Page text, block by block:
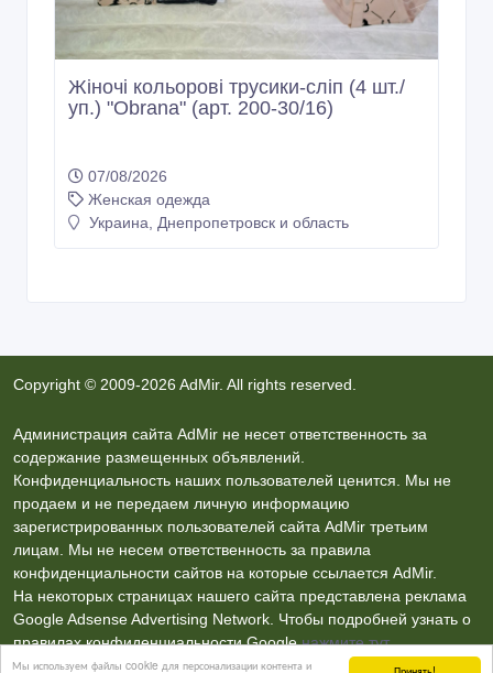
Мы используем файлы cookie для персонализации контента и
Жіночі кольорові трусики-сліп (4 шт./
уп.) "Obrana" (арт. 200-30/16)
07/08/2026
Женская одежда
Украина, Днепропетровск и область
Copyright © 2009-2026 AdMir. All rights reserved.
Администрация сайта AdMir не несет ответственность за
содержание размещенных объявлений.
Конфиденциальность наших пользователей ценится. Мы не
продаем и не передаем личную информацию
зарегистрированных пользователей сайта AdMir третьим
лицам. Мы не несем ответственность за правила
конфиденциальности сайтов на которые ссылается AdMir.
На некоторых страницах нашего сайта представлена реклама
Google Adsense Advertising Network. Чтобы подробней узнать о
правилах конфиденциальности Googleнажмите тут.